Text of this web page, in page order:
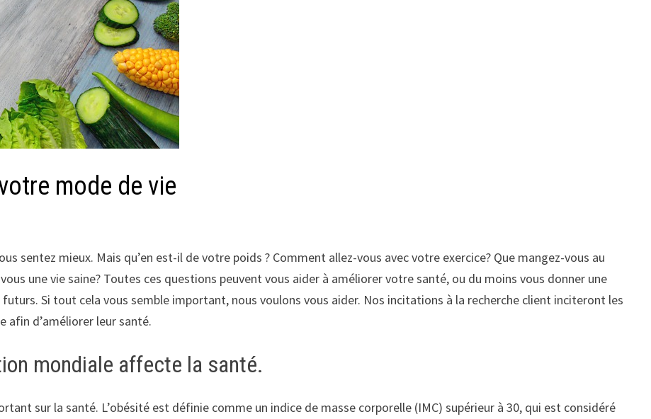
mode de vie
sentez mieux. Mais qu’en est-il de votre poids ? Comment allez-vous avec votre exercice? Que mangez-vous au
une vie saine? Toutes ces questions peuvent vous aider à améliorer votre santé, ou du moins vous donner une
Si tout cela vous semble important, nous voulons vous aider. Nos incitations à la recherche client inciteront les
afin d’améliorer leur santé.
mondiale affecte la santé.
sur la santé. L’obésité est définie comme un indice de masse corporelle (IMC) supérieur à 30, qui est considéré